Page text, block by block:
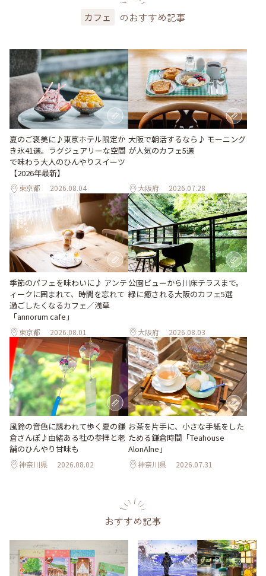
カフェ のおすすめ記事
夏のご褒美に♪東京ホテル限定か
き氷41選。ラグジュアリーな空間
で味わう大人のひんやりスイーツ
【2026年最新】
東京都 2026.08.04
大阪で朝活するなら♪ モーニング
が人気のカフェ5選
大阪府 2026.07.28
季節のパフェを味わいに♪ アンテ
ィークに囲まれて、時間を忘れて
過ごしたくなるカフェ／浅草
「annorum cafe」
東京都 2026.08.01
公園ビューから川床テラスまで。
緑に癒される大阪のカフェ5選
大阪府 2026.08.03
風鈴の音色に誘われて歩く夏の鎌
倉さんぽ♪由緒ある社の参拝と老
舗のひんやり甘味も
神奈川県 2026.08.02
お茶を片手に、小さな手紙をした
ためる鎌倉時間「Teahouse
AlonAlne」
神奈川県 2026.07.31
おすすめ記事